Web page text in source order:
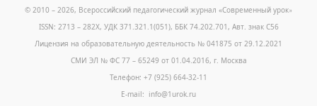
© 2010 – 2026, Всероссийский педагогический журнал «Современный урок»
ISSN: 2713 – 282X, УДК 371.321.1(051), ББК 74.202.701, Авт. знак С56
Лицензия на образовательную деятельность № 041875 от 29.12.2021
СМИ ЭЛ № ФС 77 – 65249 от 01.04.2016, г. Москва
Телефон: +7 (925) 664-32-11
E-mail: info@1urok.ru